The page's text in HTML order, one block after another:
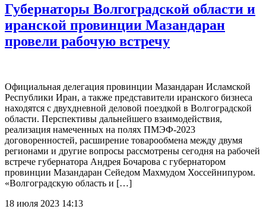
Губернаторы Волгоградской области и
иранской провинции Мазандаран
провели рабочую встречу
Официальная делегация провинции Мазандаран Исламской
Республики Иран, а также представители иранского бизнеса
находятся с двухдневной деловой поездкой в Волгоградской
области. Перспективы дальнейшего взаимодействия,
реализация намеченных на полях ПМЭФ-2023
договоренностей, расширение товарообмена между двумя
регионами и другие вопросы рассмотрены сегодня на рабочей
встрече губернатора Андрея Бочарова с губернатором
провинции Мазандаран Сейедом Махмудом Хоссейнипуром.
«Волгоградскую область и […]
18 июля 2023 14:13